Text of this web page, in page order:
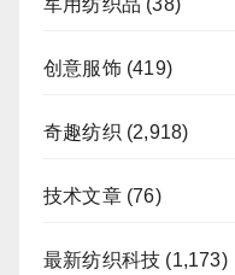
创意服饰(419)
奇趣纺织 (2,918)
技术文章(76)
最新纺织科技 (1,173)